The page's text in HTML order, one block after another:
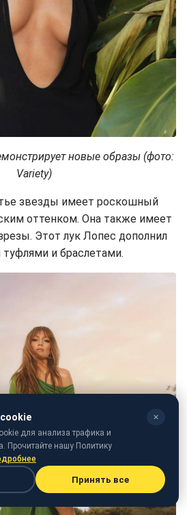
новые образы (фото:
Variety)
звезды имеет роскошный
оттенком. Она также имеет
Этот лук Лопес дополнил
и браслетами.
✕
для анализа трафика и
Прочитайте нашу Политику
Принять все